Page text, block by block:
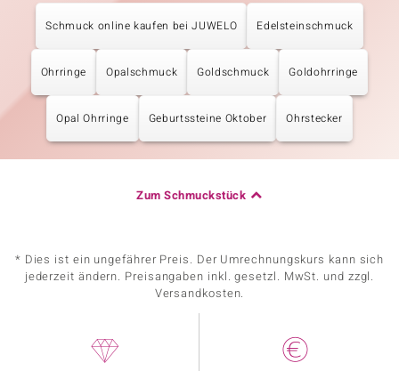
Schmuck online kaufen bei JUWELO Edelsteinschmuck
Ohrringe Opalschmuck Goldschmuck Goldohrringe
Opal Ohrringe Geburtssteine Oktober Ohrstecker
Zum Schmuckstück
* Dies ist ein ungefährer Preis. Der Umrechnungskurs kann sich
jederzeit ändern. Preisangaben inkl. gesetzl. MwSt. und zzgl.
Versandkosten.